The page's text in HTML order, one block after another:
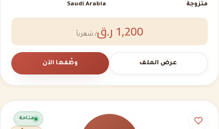
متزوجة Saudi Arabia
1,200 ر.ق / شهرياً
عرض الملف وظّفها الآن
متاحة